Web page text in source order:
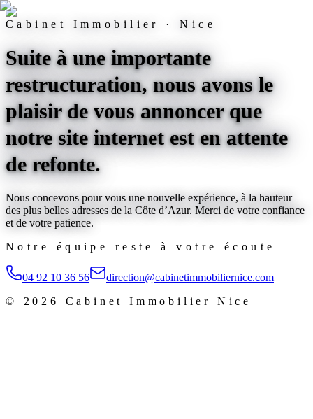
Cabinet Immobilier · Nice
Suite à une importante
restructuration, nous avons le
plaisir de vous annoncer que
notre site internet est en attente
de refonte.
Nous concevons pour vous une nouvelle expérience, à la hauteur
des plus belles adresses de la Côte d’Azur. Merci de votre confiance
et de votre patience.
Notre équipe reste à votre écoute
04 92 10 36 56
direction@cabinetimmobiliernice.com
© 2026 Cabinet Immobilier Nice